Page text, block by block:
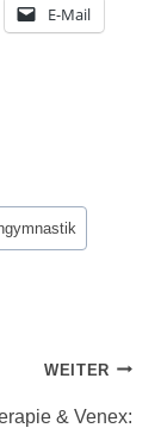
E-Mail
WEITER
& Venex: